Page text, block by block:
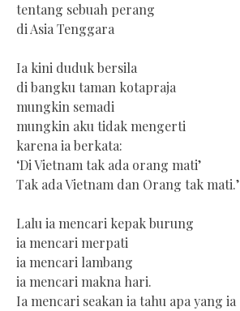
tentang sebuah perang
di Asia Tenggara
Ia kini duduk bersila
di bangku taman kotapraja
mungkin semadi
mungkin aku tidak mengerti
karena ia berkata:
‘Di Vietnam tak ada orang mati’
Tak ada Vietnam dan Orang tak mati.’
Lalu ia mencari kepak burung
ia mencari merpati
ia mencari lambang
ia mencari makna hari.
Ia mencari seakan ia tahu apa yang ia